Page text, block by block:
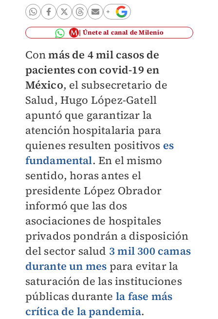
Únete al canal de Milenio
Conmás de 4 mil casos de
pacientes con covid-19 en
México, el subsecretario de
Salud, Hugo López-Gatell
apuntó que garantizar la
atención hospitalaria para
quienes resulten positivos es
fundamental. En el mismo
sentido, horas antes el
presidente López Obrador
informó que las dos
asociaciones de hospitales
privados pondrán a disposición
del sector salud 3 mil 300 camas
durante un mes para evitar la
saturación de las instituciones
públicas durante la fase más
crítica de la pandemia.